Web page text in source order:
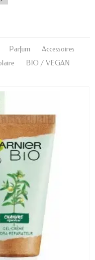
Parfum
Accessoires
BIO / VEGAN